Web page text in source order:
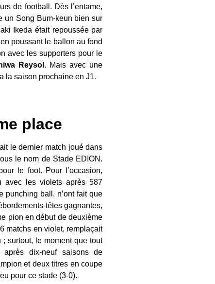
de football. Dès l’entame,
un Song Bum-keun bien sur
Ikeda était repoussée par
poussant le ballon au fond
avec les supporters pour le
Reysol . Mais avec une
la saison prochaine en J1.
place
le dernier match joué dans
le nom de Stade EDION.
le foot. Pour l’occasion,
avec les violets après 587
punching ball, n’ont fait que
têtes gagnantes,
pion en début de deuxième
matchs en violet, remplaçait
surtout, le moment que tout
dix-neuf saisons de
et deux titres en coupe
pour ce stade (3-0).